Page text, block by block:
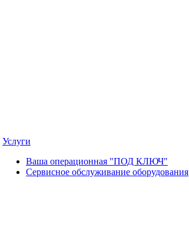
Услуги
Ваша операционная "ПОД КЛЮЧ"
Сервисное обслуживание оборудования